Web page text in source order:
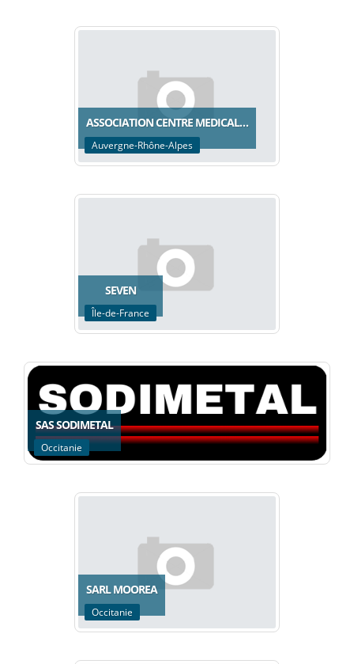
ASSOCIATION CENTRE MEDICAL…
Auvergne-Rhône-Alpes
SEVEN
Île-de-France
SAS SODIMETAL
Occitanie
SARL MOOREA
Occitanie